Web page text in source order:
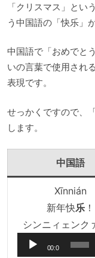
ー
ヤ
ー
「クリスマス」とい
う中国語の「快乐」
中国語で「おめでと
いの言葉で使用され
表現です。
せっかくですので、
します。
中国語
Xīnnián
新年快乐！
シンニィェンク
00:0